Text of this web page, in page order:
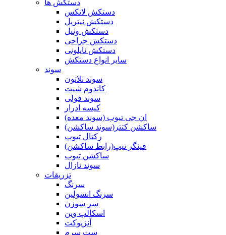
دستکش ها
دستکش لاتکس
دستکش نیتریل
دستکش ونیل
دستکش جراحی
دستکش نایلونی
سایر انواع دستکش
سوند
سوند نلاتون
کاندوم شیت
سوند فولی
کیسه ادرار
ان جی تیوب (سوند معده)
ساکشن کتتر(سوند ساکشن)
رکتال تیوپ
فینگر تیپ(رابط ساکشن)
ساکشن تیوب
سوند نازال
تزریقات
سرنگ
سرنگ انسولین
سر سوزن
اسکالپ وین
آنژیوکت
ست سرم